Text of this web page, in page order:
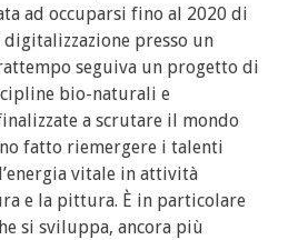
ad occuparsi fino al 2020 di
presso un
seguiva un progetto di
bio-naturali e
a scrutare il mondo
fatto riemergere i talenti
vitale in attività
e la pittura. È in particolare
si sviluppa, ancora più